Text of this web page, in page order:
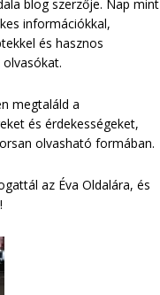
blog szerzője. Nap mint
információkkal,
és hasznos
megtaláld a
és érdekességeket,
olvasható formában.
az Éva Oldalára, és